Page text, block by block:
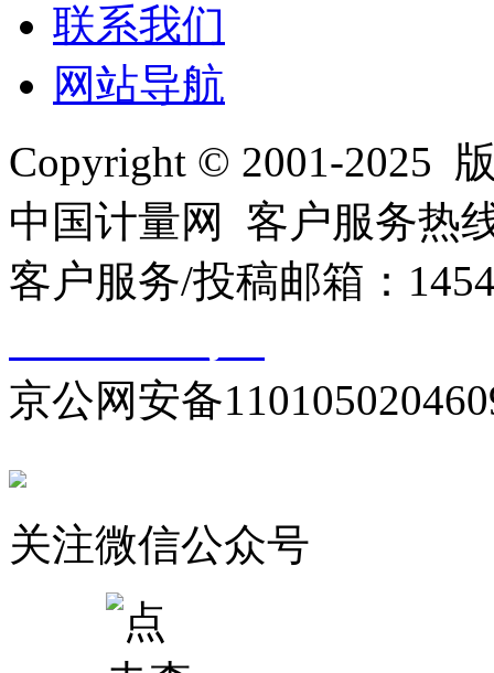
联系我们
网站导航
Copyright © 2001-2025
中国计量网 客户服务热
客户服务/投稿邮箱：
京公网安备
关注微信公众号